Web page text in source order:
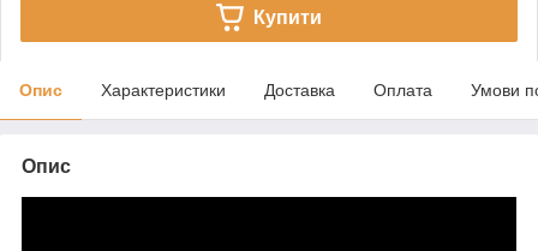
Купити
Опис Характеристики Доставка Оплата Умови
Опис